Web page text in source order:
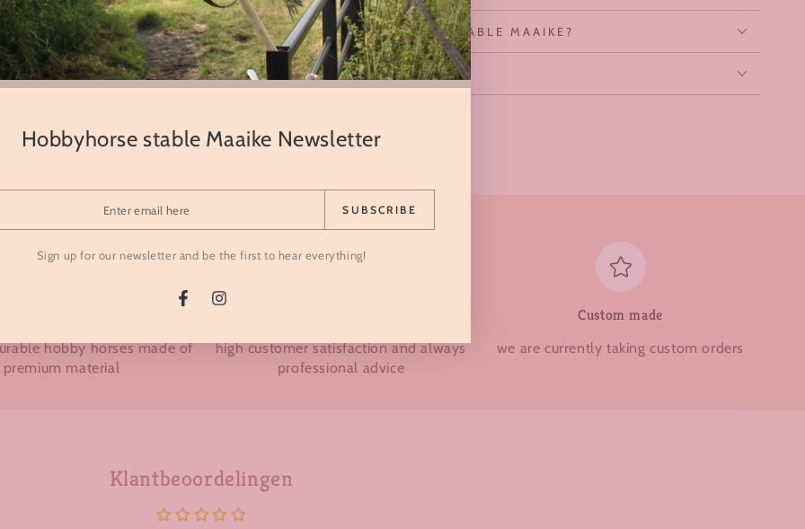
WHY HOBBYHORSE STABLE MAAIKE?
FREE FOR YOU
hobby horses made of
premium material
high customer satisfaction and always
professional advice
Custom made
we are currently taking custom orders
Klantbeoordelingen
Hobbyhorse stable Maaike Newsletter
SUBSCRIBE
Sign up for our newsletter and be the first to hear everything!
FacebookInstagram